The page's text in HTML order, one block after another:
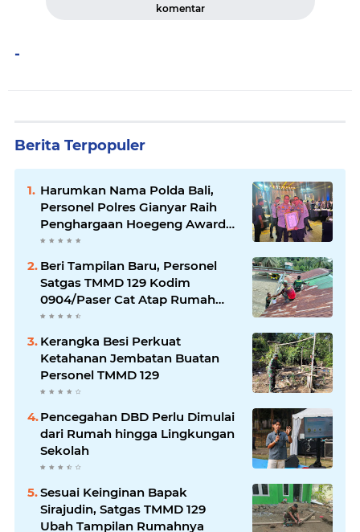
komentar
-
Berita Terpopuler
Harumkan Nama Polda Bali,
Personel Polres Gianyar Raih
Penghargaan Hoegeng Awards
2026
Beri Tampilan Baru, Personel
Satgas TMMD 129 Kodim
0904/Paser Cat Atap Rumah
Marbot
Kerangka Besi Perkuat
Ketahanan Jembatan Buatan
Personel TMMD 129
Pencegahan DBD Perlu Dimulai
dari Rumah hingga Lingkungan
Sekolah
Sesuai Keinginan Bapak
Sirajudin, Satgas TMMD 129
Ubah Tampilan Rumahnya